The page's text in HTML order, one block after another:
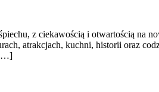
z ciekawością i otwartością na
atrakcjach, kuchni, historii oraz
[…]